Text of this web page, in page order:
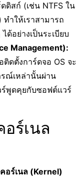
ดิสก์ (เช่น NTFS ใน
ำให้เราสามารถ
ด้อย่างเป็นระเบียบ
Management):
ติดตั้งการ์ดจอ OS จะ
รณ์เหล่านั้นผ่าน
พูดคุยกับซอฟต์แวร์
ร์เนล
คอร์เนล (Kernel)